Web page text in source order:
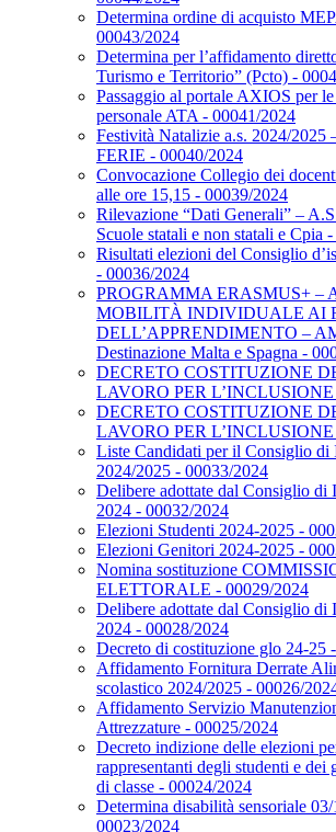
Determina ordine di acquisto
00043/2024
Determina per l’affidamento
Turismo e Territorio” (Pcto) -
Passaggio al portale AXIOS per
personale ATA - 00041/2024
Festività Natalizie a.s. 2024/2025
FERIE - 00040/2024
Convocazione Collegio dei
alle ore 15,15 - 00039/2024
Rilevazione “Dati Generali” –
Scuole statali e non statali e Cpia
Risultati elezioni del Consiglio
- 00036/2024
PROGRAMMA ERASMUS+ –
MOBILITÀ INDIVIDUALE AI
DELL’APPRENDIMENTO –
Destinazione Malta e Spagna -
DECRETO COSTITUZIONE
LAVORO PER L’INCLUSIONE
DECRETO COSTITUZIONE
LAVORO PER
Liste Candidati per il Consiglio di
2024/2025 - 00033/2024
Delibere adottate dal Consiglio di
2024 - 00032/2024
Elezioni Studenti 2024-2025 -
Elezioni Genitori 2024-2025 -
Nomina sostituzione
ELETTORALE - 00029/2024
Delibere adottate dal Consiglio di
2024 - 00028/2024
Decreto di costituzione glo 24-25
Affidamento Fornitura Derrate
scolastico 2024/2025 - 00026/
Affidamento Servizio
Attrezzature - 00025/2024
Decreto indizione delle elezioni
rappresentanti degli studenti e dei
di classe - 00024/2024
Determina disabilità sensoriale
00023/2024